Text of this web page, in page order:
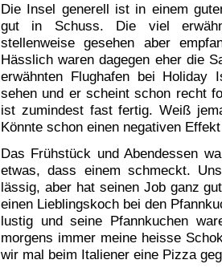
Die Insel generell ist in einem
gut in Schuss. Die viel
stellenweise gesehen aber
Hässlich waren dagegen eher die
erwähnten Flughafen bei
sehen und er scheint schon recht
ist zumindest fast fertig. Weiß
Könnte schon einen negativen
Das Frühstück und Abendessen
etwas, dass einem schmeckt.
lässig, aber hat seinen Job ganz
einen Lieblingskoch bei den
lustig und seine Pfannkuchen
morgens immer meine heisse
wir mal beim Italiener eine Pizza